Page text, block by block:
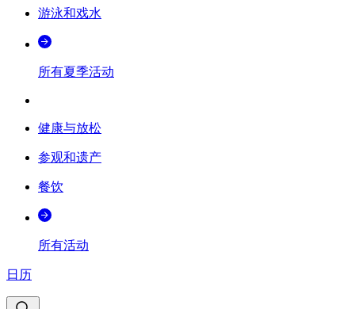
游泳和戏水
所有夏季活动
健康与放松
参观和遗产
餐饮
所有活动
日历